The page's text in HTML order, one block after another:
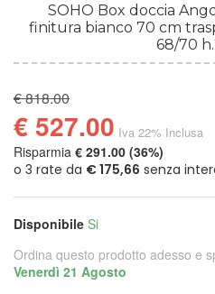
SOHO Box doccia
finitura bianco 70 cm
68/70
€ 818.00
€ 527.00 Iva 22% Inclusa
Risparmia € 291.00 (36%)
Disponibile Si
Ordina questo prodotto adesso e
Venerdì 21 Agosto